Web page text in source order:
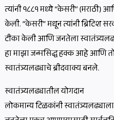
त्यांनी १८८१ मध्ये “केसरी” (मराठी)
केली. “केसरी” मधून त्यांनी ब्रिटिश
टीका केली आणि जनतेला
हा माझा जन्मसिद्ध हक्क आहे आणि
स्वातंत्र्यलढ्याचे ब्रीदवाक्य बनले.
स्वातंत्र्यलढ्यातील योगदान
लोकमान्य टिळकांनी